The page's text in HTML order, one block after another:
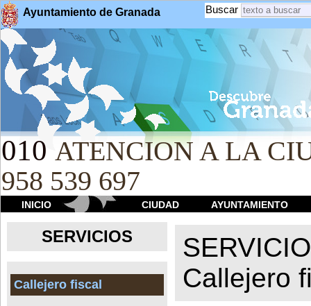
Ayuntamiento de Granada Buscar
010 ATENCION A LA
958 539 697
INICIO CIUDAD AYUNTAMIENTO
SERVICIOS
Callejero fiscal
Callejero